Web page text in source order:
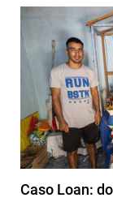
Caso Loan: